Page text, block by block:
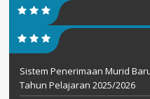
Sistem Penerimaan Murid
Tahun Pelajaran 2025/2026